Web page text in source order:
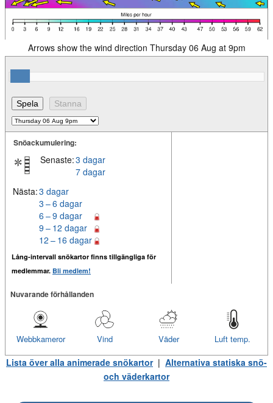
Arrows show the wind direction Thursday 06 Aug at 9pm
Snöackumulering:
Senaste:3 dagar
7 dagar
Nästa:3 dagar
3 – 6 dagar
6 – 9 dagar
9 – 12 dagar
12 – 16 dagar
Lång-intervall snökartor finns tillgängliga för
medlemmar. Bli medlem!
Nuvarande förhållanden
Luft temp.
Väder
Vind
Webbkameror
Lista över alla animerade snökartor| Alternativa statiska snö-
och väderkartor